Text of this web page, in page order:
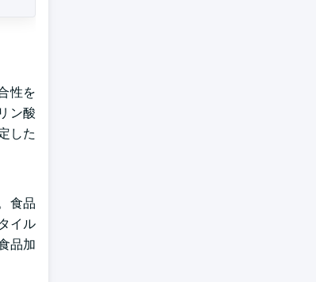
性を
ン酸
した
食品
イル
品加